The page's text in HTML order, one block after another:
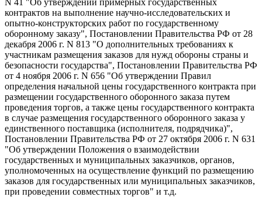
контрактов на выполнение научно-исследовательских и
опытно-конструкторских работ по государственному
оборонному заказу", Постановлении Правительства РФ от 28
декабря 2006 г. N 813 "О дополнительных требованиях к
участникам размещения заказов для нужд обороны страны и
безопасности государства", Постановлении Правительства РФ
от 4 ноября 2006 г. N 656 "Об утверждении Правил
определения начальной цены государственного контракта при
размещении государственного оборонного заказа путем
проведения торгов, а также цены государственного контракта
в случае размещения государственного оборонного заказа у
единственного поставщика (исполнителя, подрядчика)",
Постановлении Правительства РФ от 27 октября 2006 г. N 631
"Об утверждении Положения о взаимодействии
государственных и муниципальных заказчиков, органов,
уполномоченных на осуществление функций по размещению
заказов для государственных или муниципальных заказчиков,
при проведении совместных торгов" и т.д.